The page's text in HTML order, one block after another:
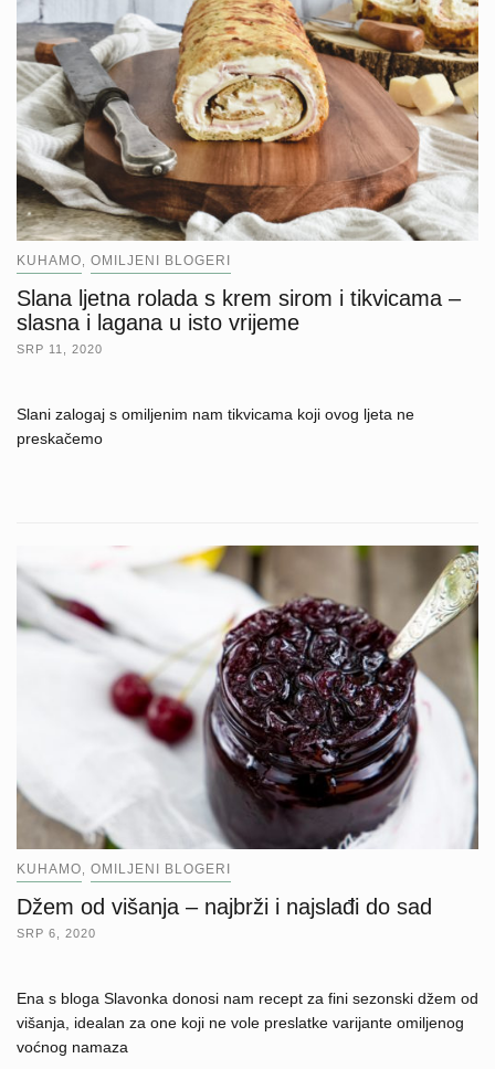
KUHAMO OMILJENI BLOGERI
Slana ljetna rolada s krem sirom i tikvicama –
slasna i lagana u isto vrijeme
SRP 11, 2020
Slani zalogaj s omiljenim nam tikvicama koji ovog ljeta ne
preskačemo
KUHAMO OMILJENI BLOGERI
Džem od višanja – najbrži i najslađi do sad
SRP 6, 2020
Ena s bloga Slavonka donosi nam recept za fini sezonski džem od
višanja, idealan za one koji ne vole preslatke varijante omiljenog
voćnog namaza